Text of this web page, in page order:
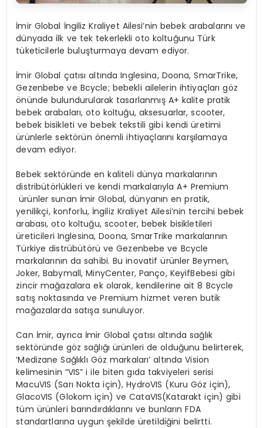
İmir Global İngiliz Kraliyet Ailesi’nin bebek arabalarını ve
dünyada ilk ve tek tekerlekli oto koltuğunu Türk
tüketicilerle buluşturmaya devam ediyor.
İmir Global çatısı altında Inglesina, Doona, SmarTrike,
Gezenbebe ve Bcycle; bebekli ailelerin ihtiyaçları göz
önünde bulundurularak tasarlanmış A+ kalite pratik
bebek arabaları, oto koltuğu, aksesuarlar, scooter,
bebek bisikleti ve bebek tekstili gibi kendi üretimi
ürünlerle sektörün önemli ihtiyaçlarını karşılamaya
devam ediyor.
Bebek sektöründe en kaliteli dünya markalarının
distribütörlükleri ve kendi markalarıyla A+ Premium
ürünler sunan İmir Global, dünyanın en pratik,
yenilikçi, konforlu, İngiliz Kraliyet Ailesi’nin tercihi bebek
arabası, oto koltuğu, scooter, bebek bisikletileri
üreticileri Inglesina, Doona, SmarTrike markalarının
Türkiye distrübütörü ve Gezenbebe ve Bcycle
markalarının da sahibi. Bu inovatif ürünler Beymen,
Joker, Babymall, MinyCenter, Panço, KeyifBebesi gibi
zincir mağazalara ek olarak, kendilerine ait 8 Bcycle
satış noktasında ve Premium hizmet veren butik
mağazalarda satışa sunuluyor.
Can İmir, ayrıca İmir Global çatısı altında sağlık
sektöründe göz sağlığı ürünleri de olduğunu belirterek,
‘Medizane Sağlıklı Göz markaları’ altında Vision
kelimesinin “VIS” i ile biten gıda takviyeleri serisi
MacuVIS (Sarı Nokta için), HydroVIS (Kuru Göz için),
GlacoVIS (Glokom için) ve CataVIS(Katarakt için) gibi
tüm ürünleri barındırdıklarını ve bunların FDA
standartlarına uygun şekilde üretildiğini belirtti.